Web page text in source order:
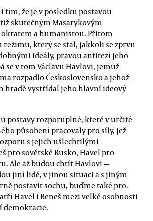
tím, že je v posledku postavou
skutečným Masarykovým
a humanistou. Přitom
režimu, který se stal, jakkoli se zprvu
ideály, pravou antitezí jeho
se v tom Václavu Havlovi, jemuž
rozpadlo Československo a jehož
hradě vystřídal jeho hlavní ideový
postavy rozporuplné, které v určité
působení pracovaly pro síly, jež
s jejich ušlechtilými
pro sovětské Rusko, Havel pro
Ale až budou chtít Havlovi —
jiní lidé, v jinou situaci a s jiným
postavit sochu, buďme také pro.
Havel i Beneš mezi velké osobnosti
demokracie.